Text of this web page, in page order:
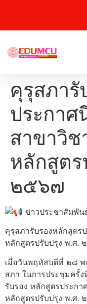
คุรุสภารั
ประกา
สาขาวิ
หลักสูตร
๒๕๖๗
ข่าวประชาสัมพัน
คุรุสภารับรองหลักสูต
หลักสูตรปรับปรุง พ.ศ.
เมื่อวันพฤหัสบดีที่ ๒๘
สภา ในการประชุมครั้
รับรอง หลักสูตรประก
หลักสูตรปรับปรุง พ.ศ.